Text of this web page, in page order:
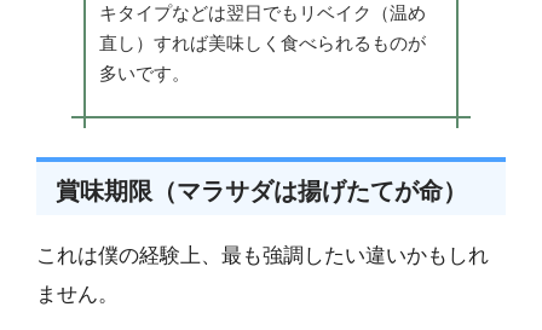
キタイプなどは翌日でもリベイク（温め
直し）すれば美味しく食べられるものが
多いです。
賞味期限（マラサダは揚げたてが命）
これは僕の経験上、最も強調したい違いかもしれ
ません。